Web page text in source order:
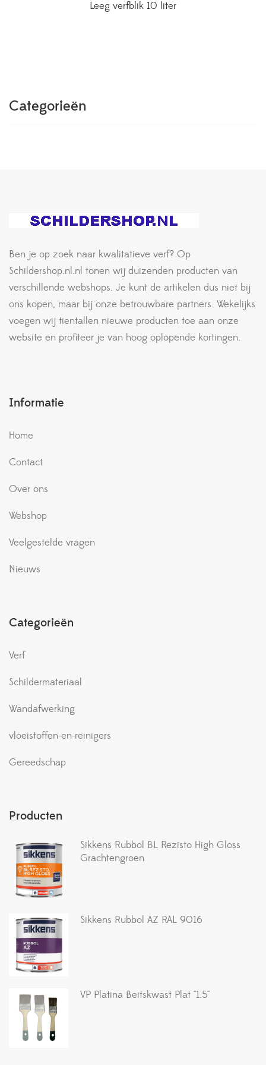
Leeg verfblik 10 liter
Categorieën
Ben je op zoek naar kwalitatieve verf? Op
Schildershop.nl.nl tonen wij duizenden producten van
verschillende webshops. Je kunt de artikelen dus niet bij
ons kopen, maar bij onze betrouwbare partners. Wekelijks
voegen wij tientallen nieuwe producten toe aan onze
website en profiteer je van hoog oplopende kortingen.
Informatie
Home
Contact
Over ons
Webshop
Veelgestelde vragen
Nieuws
Categorieën
Verf
Schildermateriaal
Wandafwerking
vloeistoffen-en-reinigers
Gereedschap
Producten
Sikkens Rubbol BL Rezisto High Gloss
Grachtengroen
Sikkens Rubbol AZ RAL 9016
VP Platina Beitskwast Plat ''1.5''